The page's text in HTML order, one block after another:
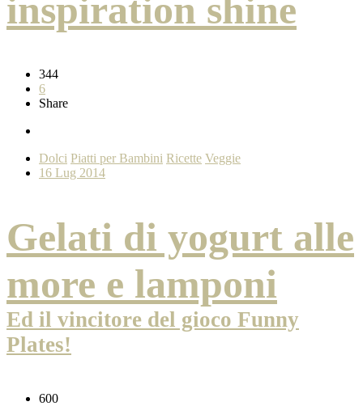
inspiration shine
344
6
Share
Dolci Piatti per Bambini Ricette Veggie
16 Lug 2014
Gelati di yogurt alle
more e lamponi
Ed il vincitore del gioco Funny
Plates!
600